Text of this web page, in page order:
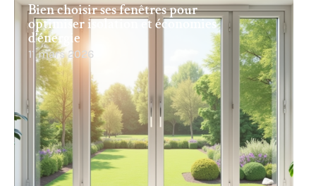
Bien choisir ses fenêtres pour
optimiser isolation et économies
d’énergie
11 mars 2026